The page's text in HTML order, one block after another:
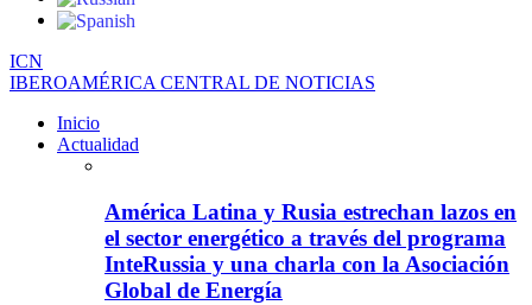
ICN
IBEROAMÉRICA CENTRAL DE NOTICIAS
Inicio
Actualidad
América Latina y Rusia estrechan lazos en
el sector energético a través del programa
InteRussia y una charla con la Asociación
Global de Energía